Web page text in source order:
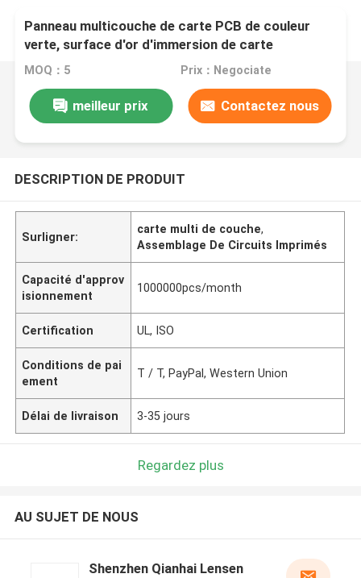
Panneau multicouche de carte PCB de couleur
verte, surface d'or d'immersion de carte
électronique de carte PCB
MOQ：5 Prix：Negociate
meilleur prix Contactez nous
DESCRIPTION DE PRODUIT
Surligner:
carte multi de couche,
Assemblage De Circuits Imprimés
Capacité d'approv
isionnement
1000000pcs/month
Certification UL, ISO
Conditions de pai
ement
T / T, PayPal, Western Union
Délai de livraison 3-35 jours
Regardez plus
AU SUJET DE NOUS
Shenzhen Qianhai Lensen